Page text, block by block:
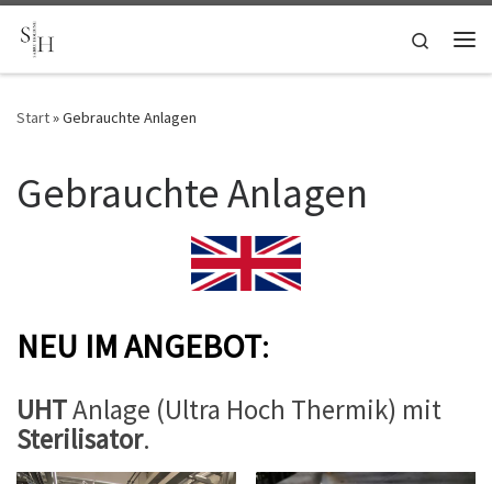
Zum Inhalt springen
Search
Start»Gebrauchte Anlagen
Gebrauchte Anlagen
NEU IM ANGEBOT:
UHTAnlage (Ultra Hoch Thermik) mit
Sterilisator.